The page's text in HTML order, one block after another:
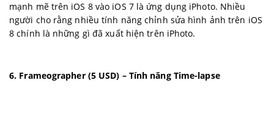
mạnh mẽ trên iOS 8 vào iOS 7 là ứng dụng iPhoto. Nhiều
người cho rằng nhiều tính năng chỉnh sửa hình ảnh trên iOS
8 chính là những gì đã xuất hiện trên iPhoto.
6. Frameographer (5 USD) – Tính năng Time-lapse